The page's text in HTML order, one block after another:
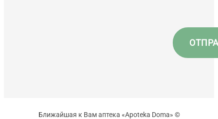
Ближайшая к Вам аптека «Apoteka Doma» ©